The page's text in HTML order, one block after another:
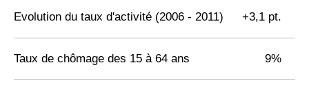
Evolution du taux d'activité (2006 - 2011) +3,1 pt.
Taux de chômage des 15 à 64 ans 9%